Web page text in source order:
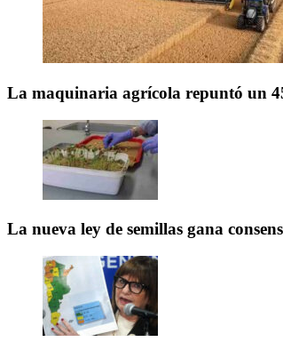
La maquinaria agrícola repuntó un
La nueva ley de semillas gana